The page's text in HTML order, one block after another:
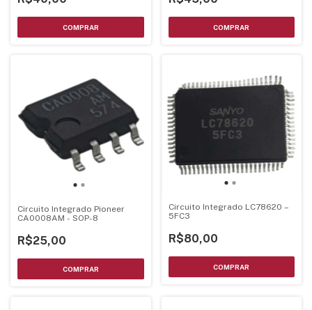
Circuito Integrado Pioneer
CA0008AM - SOP-8
R$25,00
Circuito Integrado LC78620 –
5FC3
R$80,00